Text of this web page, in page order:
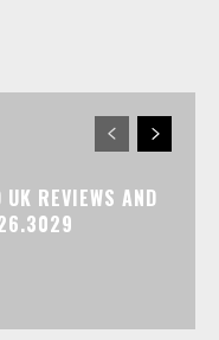
REVIEWS AND